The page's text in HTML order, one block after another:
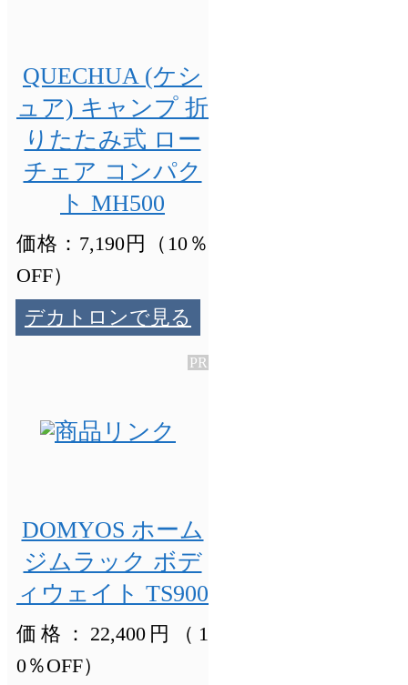
QUECHUA (ケシ
ュア) キャンプ 折
りたたみ式 ロー
チェア コンパク
ト MH500
価格：7,190円（10％
OFF）
デカトロンで見る
DOMYOS ホーム
ジムラック ボデ
ィウェイト TS900
価格：22,400円（1
0％OFF）